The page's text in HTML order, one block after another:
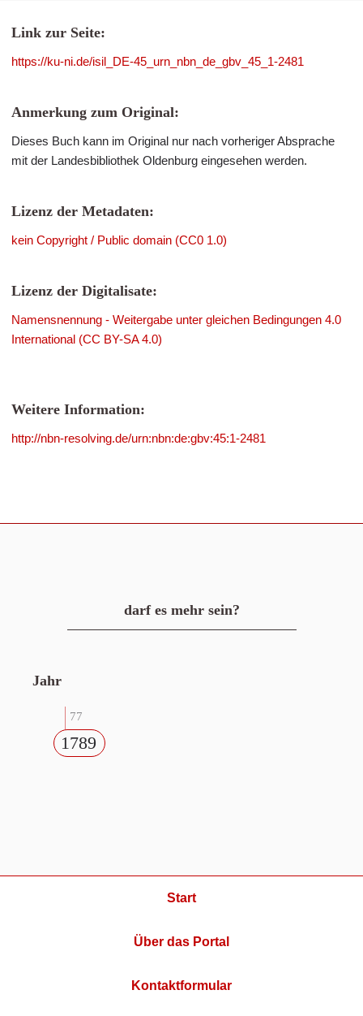
Link zur Seite:
https://ku-ni.de/isil_DE-45_urn_nbn_de_gbv_45_1-2481
Anmerkung zum Original:
Dieses Buch kann im Original nur nach vorheriger Absprache
mit der Landesbibliothek Oldenburg eingesehen werden.
Lizenz der Metadaten:
kein Copyright / Public domain (CC0 1.0)
Lizenz der Digitalisate:
Namensnennung - Weitergabe unter gleichen Bedingungen 4.0
International (CC BY-SA 4.0)
Weitere Information:
http://nbn-resolving.de/urn:nbn:de:gbv:45:1-2481
darf es mehr sein?
Jahr
77
1789
Start
Über das Portal
Kontaktformular